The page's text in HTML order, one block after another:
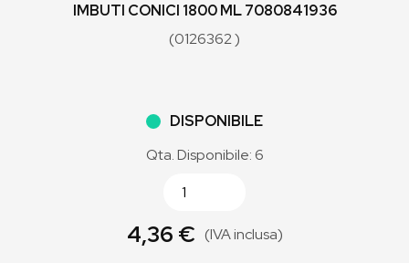
IMBUTI CONICI 1800 ML 7080841936
(0126362 )
DISPONIBILE
Qta. Disponibile: 6
4,36 € (IVA inclusa)